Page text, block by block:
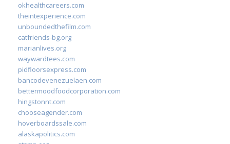
okhealthcareers.com
theintexperience.com
unboundedthefilm.com
catfriends-bg.org
marianlives.org
waywardtees.com
pidfloorsexpress.com
bancodevenezuelaen.com
bettermoodfoodcorporation.com
hingstonnt.com
chooseagender.com
hoverboardssale.com
alaskapolitics.com